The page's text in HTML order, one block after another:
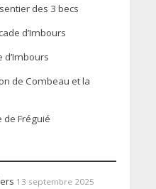
des 3 becs
d’Imbours
d’Imbours
de Combeau et la
de Fréguié
13 septembre 2025